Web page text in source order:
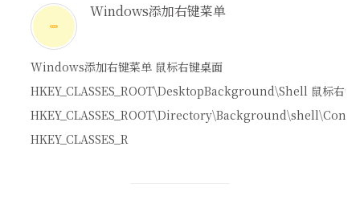
Windows添加右键菜单
Windows添加右键菜单 鼠标右键桌面
HKEY_CLASSES_ROOT\DesktopBackground\Shell 鼠标右键空白
HKEY_CLASSES_R